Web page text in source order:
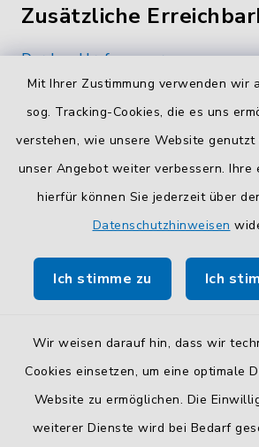
Mit Ihrer Zustimmung verwenden wir
sog. Tracking-Cookies, die es uns
verstehen, wie unsere Website
unser Angebot weiter verbessern.
hierfür können Sie jederzeit über
Datenschutzhinweisen
Ich stimme zu Ich
Wir weisen darauf hin, dass wir
Cookies einsetzen, um eine optimale
Website zu ermöglichen. Die
weiterer Dienste wird bei Bedarf
Zusätzliche
Durchwahlrufnummern
Die Durchwahlrufnummern unserer
und Mitarbeiter finden Siehier.
Kontaktformular
SicheresKontaktformularmit
So finden Sie uns.